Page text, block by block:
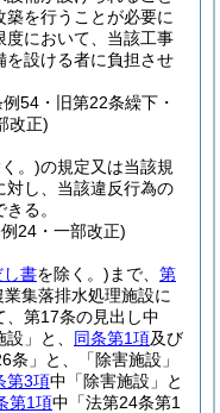
を行うことが必要に
度において、当該工事
を設ける者に負担させ
54・旧第22条繰下・
改正)
。)の規定又は当該規
対し、当該違反行為の
る。
24・一部改正)
し書を除く。) まで、 第
集落排水処理施設に
、第17条の見出し中
」と、 同条第1項及び
」と、「除害施設」
第3項中「除害施設」と
第1項中「法第24条第1